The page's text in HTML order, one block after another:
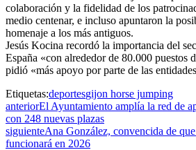
colaboración y la fidelidad de los
medio centenar, e incluso apuntaron la
homenaje a los más antiguos.
Jesús Kocina recordó la importancia del
España «con alrededor de 80.000 puestos
pidió «más apoyo por parte de las
Etiquetas:deportesgijon horse jumping
anteriorEl Ayuntamiento amplía la red de
con 248 nuevas plazas
siguienteAna González, convencida de
funcionará en 2026